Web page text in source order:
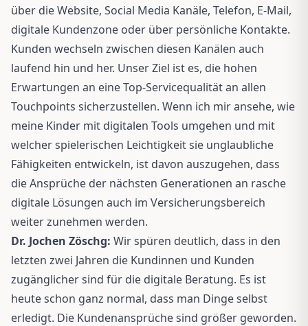
über die Website, Social Media Kanäle, Telefon, E-Mail,
digitale Kundenzone oder über persönliche Kontakte.
Kunden wechseln zwischen diesen Kanälen auch
laufend hin und her. Unser Ziel ist es, die hohen
Erwartungen an eine Top-Servicequalität an allen
Touchpoints sicherzustellen. Wenn ich mir ansehe, wie
meine Kinder mit digitalen Tools umgehen und mit
welcher spielerischen Leichtigkeit sie unglaubliche
Fähigkeiten entwickeln, ist davon auszugehen, dass
die Ansprüche der nächsten Generationen an rasche
digitale Lösungen auch im Versicherungsbereich
weiter zunehmen werden.
Dr. Jochen Zöschg: Wir spüren deutlich, dass in den
letzten zwei Jahren die Kundinnen und Kunden
zugänglicher sind für die digitale Beratung. Es ist
heute schon ganz normal, dass man Dinge selbst
erledigt. Die Kundenansprüche sind größer geworden.